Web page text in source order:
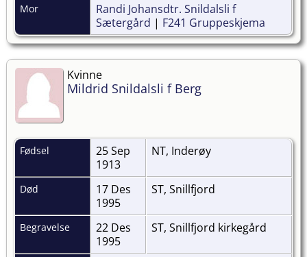
Mor
Randi Johansdtr. Snildalsli f
Sætergård | F241 Gruppeskjema
Kvinne
Mildrid Snildalsli f Berg
Fødsel
25 Sep
1913
NT, Inderøy
Død
17 Des
1995
ST, Snillfjord
Begravelse
22 Des
1995
ST, Snillfjord kirkegård